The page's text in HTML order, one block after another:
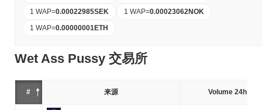
1 WAP=0.00022985SEK 1 WAP=0.00023062NOK
1 WAP=0.00000001ETH
Wet Ass Pussy 交易所
# 来源 Volume 24h (%)